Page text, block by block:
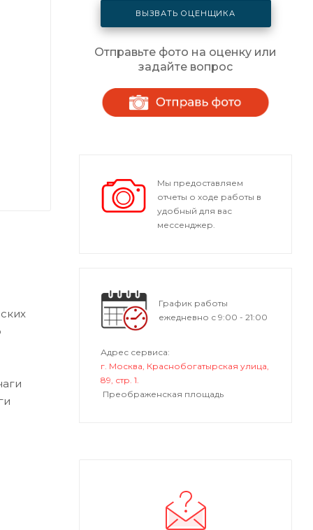
ВЫЗВАТЬ ОЦЕНЩИКА
Отправьте фото на оценку или
задайте вопрос
Мы предоставляем
отчеты о ходе работы в
удобный для вас
мессенджер.
График работы
ежедневно с 9:00 - 21:00
Адрес сервиса:
г. Москва, Краснобогатырская улица,
89, стр. 1.
Преображенская площадь